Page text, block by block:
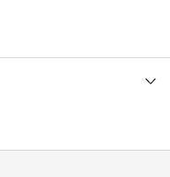
realça a
Seu design